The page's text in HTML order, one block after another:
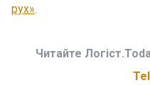
рух».
Читайте